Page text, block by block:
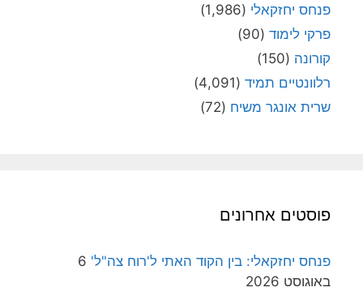
פנחס יחזקאלי (1,986)
פרקי לימוד (90)
קורונה (150)
רלוונטיים תמיד (4,091)
שרית אונגר משיח (72)
פוסטים אחרונים
פנחס יחזקאלי: בין הקוד האתי ל'רוח צה"ל' 6
באוגוסט 2026